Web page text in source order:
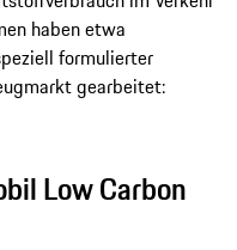
haben etwa
formulierter
gearbeitet:
Low Carbon